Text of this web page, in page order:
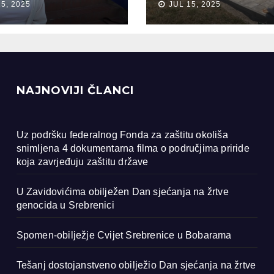
u
2025 JUL 15, 2025
NAJNOVIJI ČLANCI
Uz podršku federalnog Fonda za zaštitu okoliša
snimljena 4 dokumentarna filma o područjima priride
koja zavrjeđuju zaštitu države
U Zavidovićima obilježen Dan sjećanja na žrtve
genocida u Srebrenici
Spomen-obilježje Cvijet Srebrenice u Bobarama
Tešanj dostojanstveno obilježio Dan sjećanja na žrtve